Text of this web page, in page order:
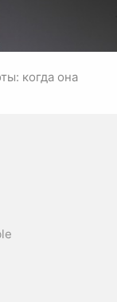
когда она